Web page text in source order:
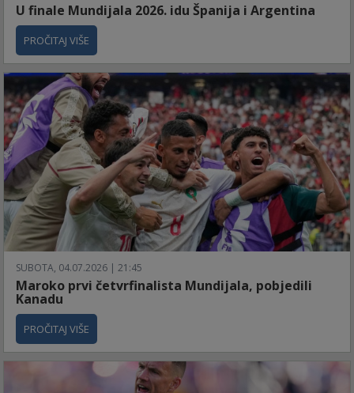
U finale Mundijala 2026. idu Španija i Argentina
PROČITAJ VIŠE
SUBOTA, 04.07.2026 | 21:45
Maroko prvi četvrfinalista Mundijala, pobjedili
Kanadu
PROČITAJ VIŠE